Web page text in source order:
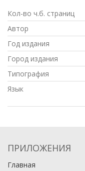
Кол-во ч.б. страниц
Автор
Год издания
Город издания
Типография
Язык
ПРИЛОЖЕНИЯ
Главная